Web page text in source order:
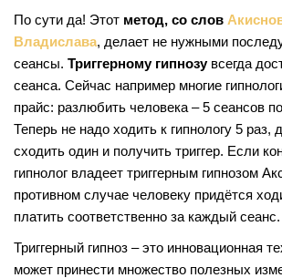
По сути да! Этот метод, со слов
Владислава, делает не нужными
сеансы. Триггерному гипнозувсегда
сеанса. Сейчас например многие
прайс: разлюбить человека – 5 сеансов
Теперь не надо ходить к гипнологу 5 раз,
сходить один и получить триггер. Если
гипнолог владеет триггерным гипнозом
противном случае человеку придётся
платить соответственно за каждый сеанс.
Триггерный гипноз – это инновационная
может принести множество полезных